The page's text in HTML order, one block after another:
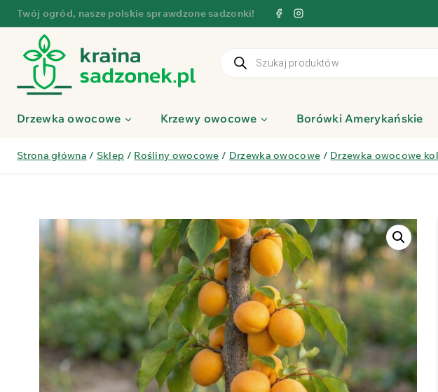
Twój ogród, nasze polskie sprawdzone sadzonki!
produktów
Drzewka owocowe Krzewy owocowe Borówki Amerykańskie
Strona główna / Sklep / Rośliny owocowe / Drzewka owocowe / Drzewka owocowe